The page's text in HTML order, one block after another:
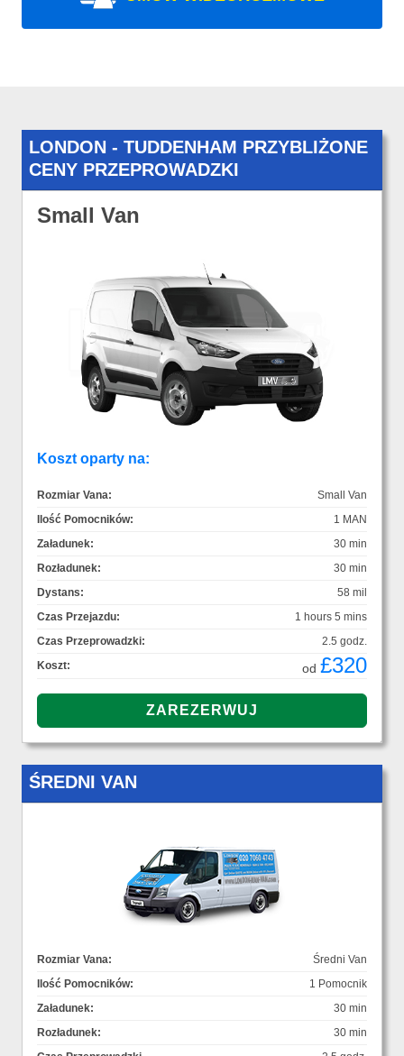
LONDON - TUDDENHAM PRZYBLIŻONE
CENY PRZEPROWADZKI
Small Van
Koszt oparty na:
Rozmiar Vana:
Small Van
Ilość Pomocników:
1 MAN
Załadunek:
30 min
Rozładunek:
30 min
Dystans:
58 mil
Czas Przejazdu:
1 hours 5 mins
Czas Przeprowadzki:
2.5 godz.
Koszt:
od £320
ŚREDNI VAN
Rozmiar Vana:
Średni Van
Ilość Pomocników:
1 Pomocnik
Załadunek:
30 min
Rozładunek:
30 min